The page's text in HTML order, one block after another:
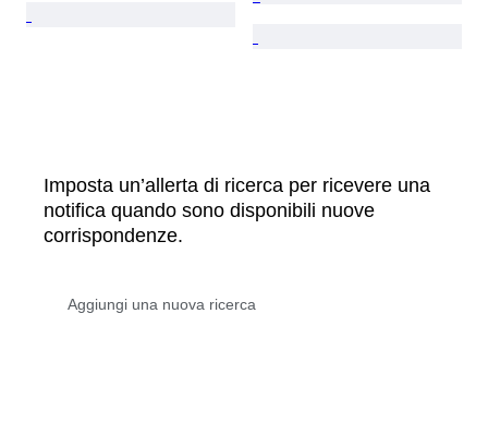
Imposta un’allerta di ricerca per ricevere una
notifica quando sono disponibili nuove
corrispondenze.